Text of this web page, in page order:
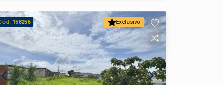
Exclusivo
158256